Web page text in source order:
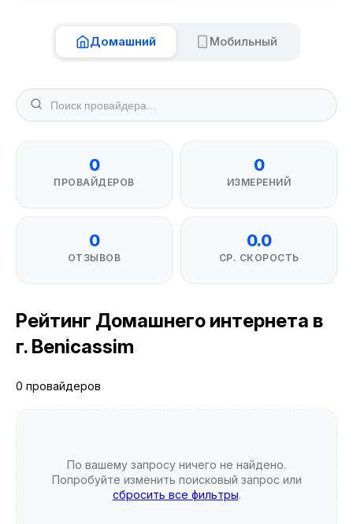
Домашний Мобильный
0
ПРОВАЙДЕРОВ
0
ИЗМЕРЕНИЙ
0
ОТЗЫВОВ
0.0
СР. СКОРОСТЬ
Рейтинг Домашнего интернета в
г. Benicassim
0 провайдеров
По вашему запросу ничего не найдено.
Попробуйте изменить поисковый запрос или
сбросить все фильтры.